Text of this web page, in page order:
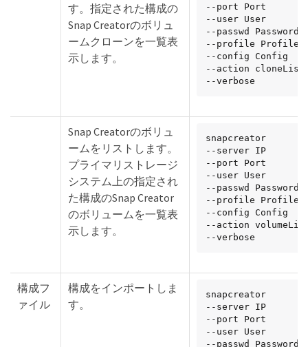
す。指定された構成の
Snap Creatorのボリュ
ームクローンを一覧表
示します。
--port Port
--user User
--passwd Password
--profile Profile
--config Config
--action cloneList
--verbose
Snap Creatorのボリュ
ームをリストします。
プライマリストレージ
システム上の指定され
た構成のSnap Creator
のボリュームを一覧表
示します。
snapcreator
--server IP
--port Port
--user User
--passwd Password
--profile Profile
--config Config
--action
--verbose
構成フ
ァイル
構成をインポートしま
す。
snapcreator
--server IP
--port Port
--user User
--passwd Password